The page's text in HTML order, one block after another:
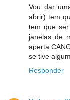
Vou dar
abrir) tem
tem que
janelas de
aperta
se tive
Responder